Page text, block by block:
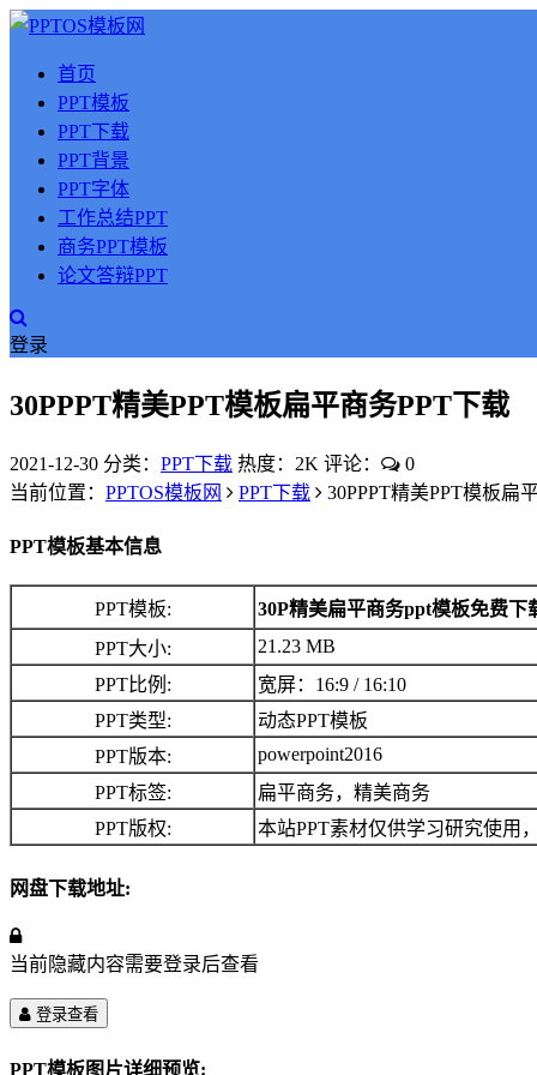
首页
PPT模板
PPT下载
PPT背景
PPT字体
工作总结PPT
商务PPT模板
论文答辩PPT
登录
30PPPT精美PPT模板扁平商务PPT下载
2021-12-30 分类： PPT下载 热度：2K 评论：
0
当前位置： PPTOS模板网 PPT下载 30PPPT精美PPT模板扁
PPT模板基本信息
PPT模板:
30P精美扁平商务ppt模板免费下
PPT大小:
21.23 MB
PPT比例:
宽屏：16:9 / 16:10
PPT类型:
动态PPT模板
PPT版本:
powerpoint2016
PPT标签:
扁平商务，精美商务
PPT版权:
本站PPT素材仅供学习研究使用
网盘下载地址:
当前隐藏内容需要登录后查看
登录查看
PPT模板图片详细预览: